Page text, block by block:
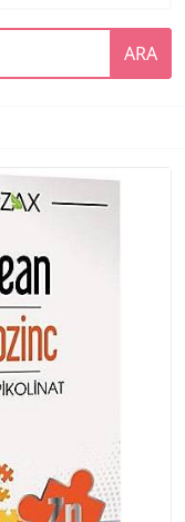
ARA